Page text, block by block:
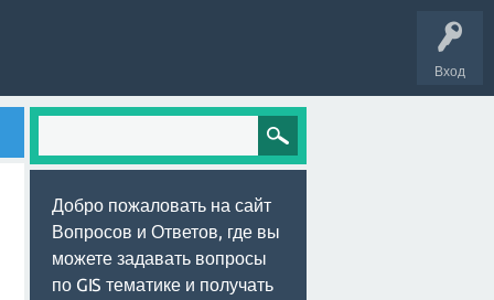
Вход
Добро пожаловать на сайт
Вопросов и Ответов, где вы
можете задавать вопросы
по GIS тематике и получать